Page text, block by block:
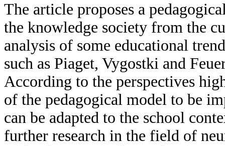
The article proposes a
the knowledge society from the
analysis of some educational
such as Piaget, Vygostki and
According to the perspectives
of the pedagogical model to be
can be adapted to the school
further research in the field of